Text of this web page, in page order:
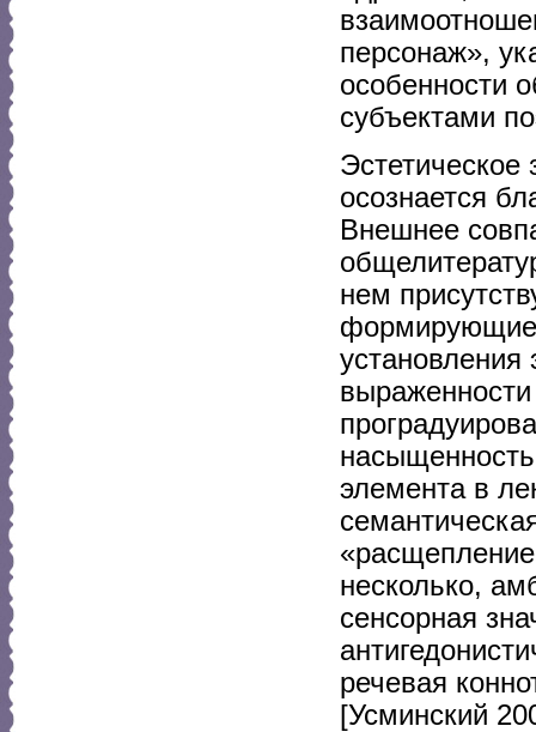
персонаж»,
особенности
субъектами
Эстетическое
осознается
Внешнее
нем
формирующие
установления
элемента в
несколько,
сенсорная
речевая
[Усминский